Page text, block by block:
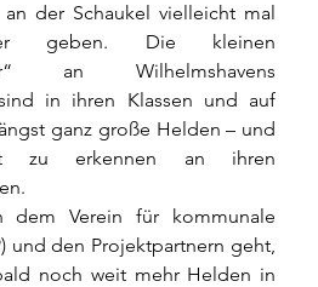
der Schaukel vielleicht mal
geben. Die kleinen
an Wilhelmshavens
in ihren Klassen und auf
ganz große Helden – und
erkennen an ihren
dem Verein für kommunale
und den Projektpartnern geht,
noch weit mehr Helden in